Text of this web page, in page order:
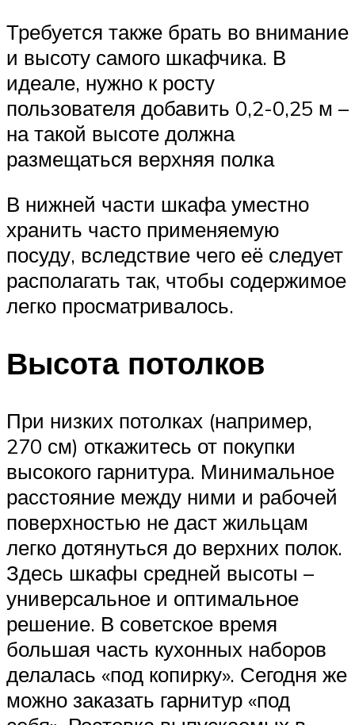
Требуется также брать во внимание
и высоту самого шкафчика. В
идеале, нужно к росту
пользователя добавить 0,2-0,25 м –
на такой высоте должна
размещаться верхняя полка
В нижней части шкафа уместно
хранить часто применяемую
посуду, вследствие чего её следует
располагать так, чтобы содержимое
легко просматривалось.
Высота потолков
При низких потолках (например,
270 см) откажитесь от покупки
высокого гарнитура. Минимальное
расстояние между ними и рабочей
поверхностью не даст жильцам
легко дотянуться до верхних полок.
Здесь шкафы средней высоты –
универсальное и оптимальное
решение. В советское время
большая часть кухонных наборов
делалась «под копирку». Сегодня же
можно заказать гарнитур «под